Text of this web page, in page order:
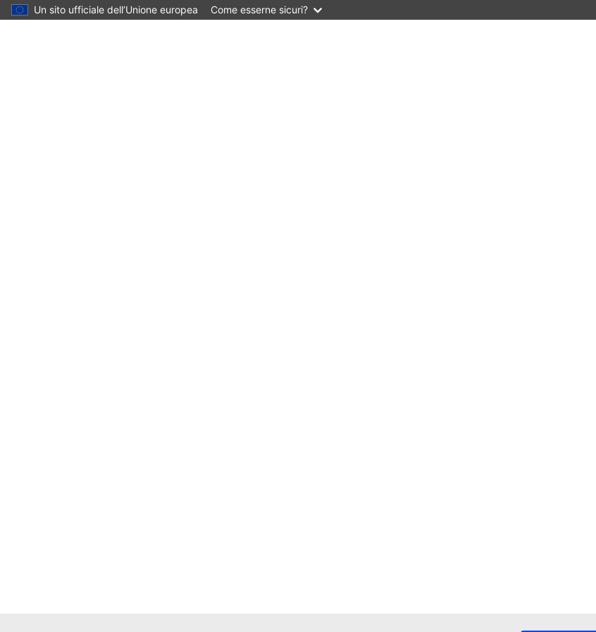
Un sito ufficiale dell’Unione europea Come esserne sicuri?